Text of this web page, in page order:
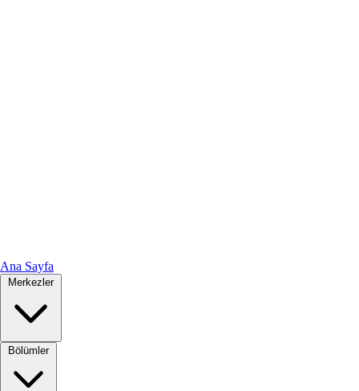
Ana Sayfa
Merkezler
Bölümler